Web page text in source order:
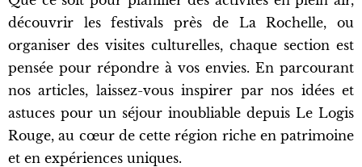
découvrir les festivals près de La Rochelle, ou
organiser des visites culturelles, chaque section est
pensée pour répondre à vos envies. En parcourant
nos articles, laissez-vous inspirer par nos idées et
astuces pour un séjour inoubliable depuis Le Logis
Rouge, au cœur de cette région riche en patrimoine
et en expériences uniques.